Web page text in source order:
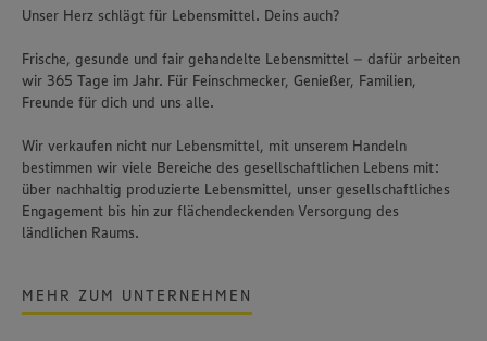
Unser Herz schlägt für Lebensmittel. Deins auch?
Frische, gesunde und fair gehandelte Lebensmittel – dafür arbeiten
wir 365 Tage im Jahr. Für Feinschmecker, Genießer, Familien,
Freunde für dich und uns alle.
Wir verkaufen nicht nur Lebensmittel, mit unserem Handeln
bestimmen wir viele Bereiche des gesellschaftlichen Lebens mit:
über nachhaltig produzierte Lebensmittel, unser gesellschaftliches
Engagement bis hin zur flächendeckenden Versorgung des
ländlichen Raums.
MEHR ZUM UNTERNEHMEN